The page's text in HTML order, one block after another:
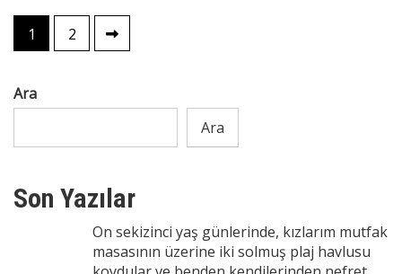
Yazı
sayfalaması
1 2
Ara
Ara
Son Yazılar
On sekizinci yaş günlerinde, kızlarım mutfak
masasının üzerine iki solmuş plaj havlusu